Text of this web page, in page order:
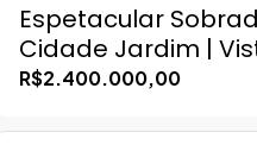
Espetacular
Cidade Jardim |
R$2.400.000,00